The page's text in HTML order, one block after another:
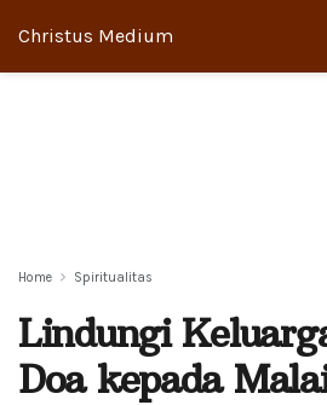
Christus Medium
Home Spiritualitas
Lindungi
Doa kepada